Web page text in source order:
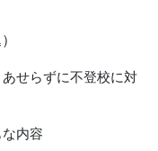
せらずに不登校に対
内容